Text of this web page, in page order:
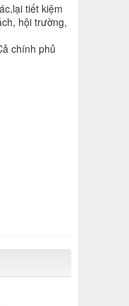
tiết kiệm
hội trường,
chính phủ